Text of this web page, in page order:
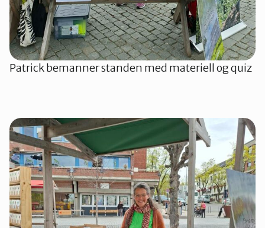
Patrick bemanner standen med materiell og quiz